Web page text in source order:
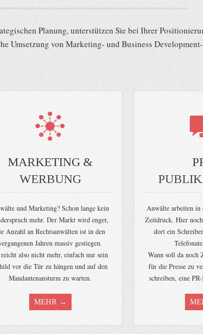
Planung, unterstützen Sie bei Ihrer
Umsetzung von Marketing- und Business
MARKETING &
WERBUNG
und Marketing? Schon lange kein
mehr. Der Markt wird enger,
Anzahl an Rechtsanwälten ist in den
Jahren massiv gestiegen.
also nicht mehr, einfach nur sein
vor die Tür zu hängen und auf den
Mandantenansturm zu warten.
MEHR →
Anwälte arbeiten in
Zeitdruck. Hier
dort ein
Wann soll da noch
für die Presse zu
schreiben, eine